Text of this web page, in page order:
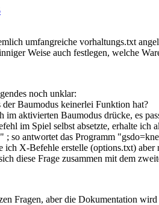
umfangreiche vorhaltungs.txt
Weise auch festlegen, welche
noch unklar:
der Baumodus keinerlei Funktion hat?
im aktivierten Baumodus drücke, es
im Spiel selbst absetzte, erhalte ich
so antwortet das Programm
ich X-Befehle erstelle (options.txt)
diese Frage zusammen mit dem
Fragen, aber die Dokumentation